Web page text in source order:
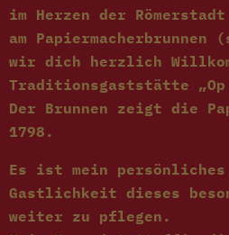
im Herzen der
am
wir dich herzlich
Traditionsgaststätte
Der Brunnen zeigt die
1798.
Es ist mein
Gastlichkeit dieses
weiter zu pflegen.